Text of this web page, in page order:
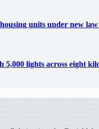
units under new
lights across eight